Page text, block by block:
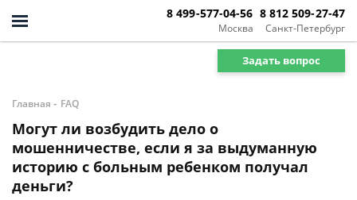
Москва
8 499-577-04-56
Санкт-Петербург
8 812 509-27-47
Задать вопрос
Главная - FAQ
Могут ли возбудить дело о
мошенничестве, если я за выдуманную
историю с больным ребенком получал
деньги?